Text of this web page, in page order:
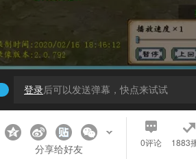
登录后可以发送弹幕，快点来试试
分享给好友 0评论 1883